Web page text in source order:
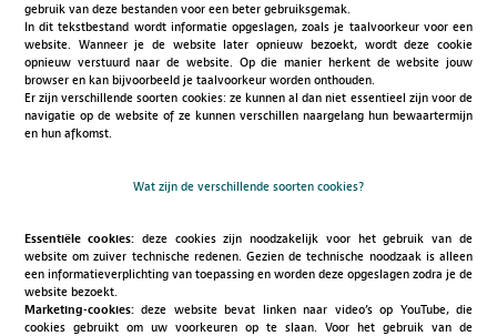
gebruik van deze bestanden voor een beter gebruiksgemak.
In dit tekstbestand wordt informatie opgeslagen, zoals je taalvoorkeur voor een
website. Wanneer je de website later opnieuw bezoekt, wordt deze cookie
opnieuw verstuurd naar de website. Op die manier herkent de website jouw
browser en kan bijvoorbeeld je taalvoorkeur worden onthouden.
Er zijn verschillende soorten cookies: ze kunnen al dan niet essentieel zijn voor de
navigatie op de website of ze kunnen verschillen naargelang hun bewaartermijn
en hun afkomst.
Wat zijn de verschillende soorten cookies?
Essentiële cookies: deze cookies zijn noodzakelijk voor het gebruik van de
website om zuiver technische redenen. Gezien de technische noodzaak is alleen
een informatieverplichting van toepassing en worden deze opgeslagen zodra je de
website bezoekt.
Marketing-cookies: deze website bevat linken naar video’s op YouTube, die
cookies gebruikt om uw voorkeuren op te slaan. Voor het gebruik van de